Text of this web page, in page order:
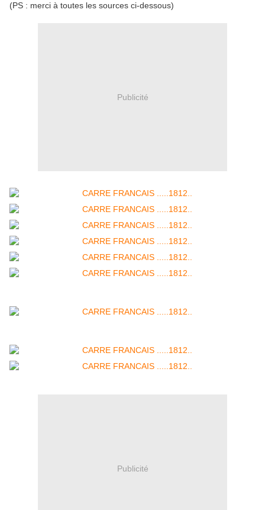
(PS : merci à toutes les sources ci-dessous)
Publicité
Publicité